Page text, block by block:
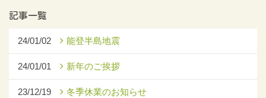
記事一覧
24/01/02 能登半島地震
24/01/01 新年のご挨拶
23/12/19 冬季休業のお知らせ